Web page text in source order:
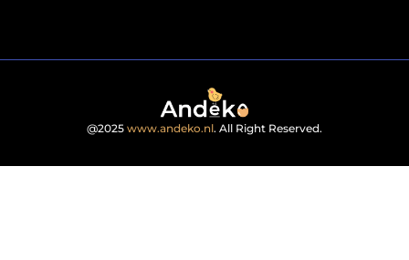
@2025 www.andeko.nl. All Right Reserved.